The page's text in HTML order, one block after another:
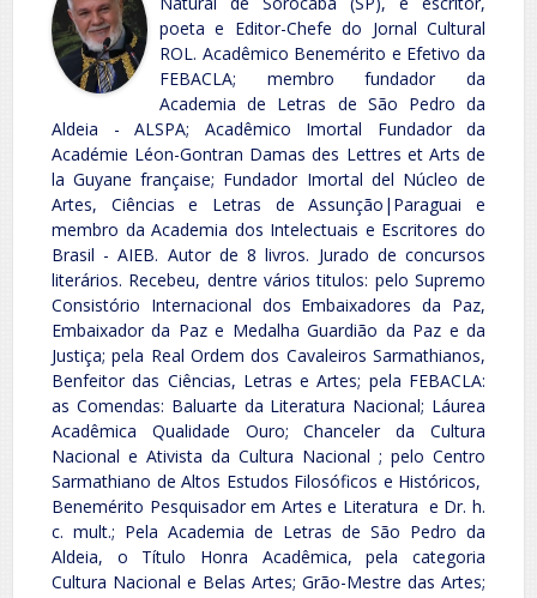
poeta e Editor-Chefe do Jornal Cultural
ROL. Acadêmico Benemérito e Efetivo da
FEBACLA; membro fundador da
Academia de Letras de São Pedro da
Aldeia - ALSPA; Acadêmico Imortal Fundador da
Académie Léon-Gontran Damas des Lettres et Arts de
la Guyane française; Fundador Imortal del Núcleo de
Artes, Ciências e Letras de Assunção|Paraguai e
membro da Academia dos Intelectuais e Escritores do
Brasil - AIEB. Autor de 8 livros. Jurado de concursos
literários. Recebeu, dentre vários titulos: pelo Supremo
Consistório Internacional dos Embaixadores da Paz,
Embaixador da Paz e Medalha Guardião da Paz e da
Justiça; pela Real Ordem dos Cavaleiros Sarmathianos,
Benfeitor das Ciências, Letras e Artes; pela FEBACLA:
as Comendas: Baluarte da Literatura Nacional; Láurea
Acadêmica Qualidade Ouro; Chanceler da Cultura
Nacional e Ativista da Cultura Nacional ; pelo Centro
Sarmathiano de Altos Estudos Filosóficos e Históricos,
Benemérito Pesquisador em Artes e Literatura e Dr. h.
c. mult.; Pela Academia de Letras de São Pedro da
Aldeia, o Título Honra Acadêmica, pela categoria
Cultura Nacional e Belas Artes; Grão-Mestre das Artes;